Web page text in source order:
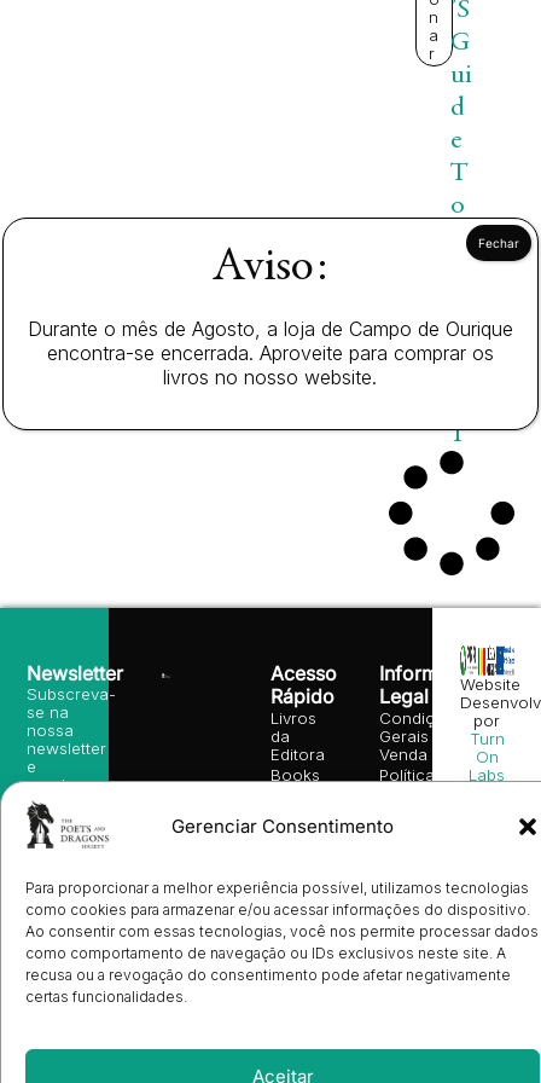
Gerenciar Consentimento
Para proporcionar a melhor experiência possível, utilizamos tecnologias
como cookies para armazenar e/ou acessar informações do dispositivo.
Ao consentir com essas tecnologias, você nos permite processar dados
como comportamento de navegação ou IDs exclusivos neste site. A
recusa ou a revogação do consentimento pode afetar negativamente
certas funcionalidades.
Aceitar
19
n
a
r
’S
G
ui
d
e
T
o
d
o
1
info@poetsandragons.com
Infantil
Adulto
Bookshop
Acesso
Rápido
Livros
da
Editora
Books
Autores
Ulysses
Sobre
Nós
Contactos
Envio
de
Ilustradores
Registo
Informação
Legal
Condições
Gerais de
Venda
Política de
de
Livro de
Reclamações
Eletrónico
Newsletter
Subscreva-
se na
nossa
newsletter
e
receba
as
nossas
sugestões
novidades
sobre
lançamentos,
vantagens
exclusivas
e
avisos
e-mail.
Website
por
Turn
On
Labs
Aviso:
Durante o mês de Agosto, a loja de Campo de Ourique
encontra-se encerrada. Aproveite para comprar os
livros no nosso website.